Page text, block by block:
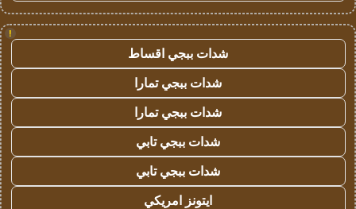
!
شدات ببجي اقساط
شدات ببجي تمارا
شدات ببجي تمارا
شدات ببجي تابي
شدات ببجي تابي
ايتونز امريكي